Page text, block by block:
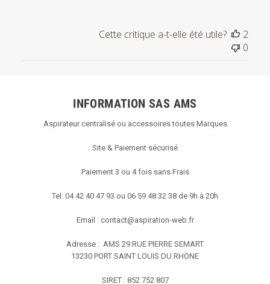
Cette critique a-t-elle été utile?
2
0
INFORMATION SAS AMS
Aspirateur centralisé ou accessoires toutes Marques
Site & Paiement sécurisé
Paiement 3 ou 4 fois sans Frais
Tel: 04 42 40 47 93 ou 06 59 48 32 38 de 9h à 20h
Email : contact@aspiration-web.fr
Adresse : AMS 29 RUE PIERRE SEMART
13230 PORT SAINT LOUIS DU RHONE
SIRET : 852 752 807